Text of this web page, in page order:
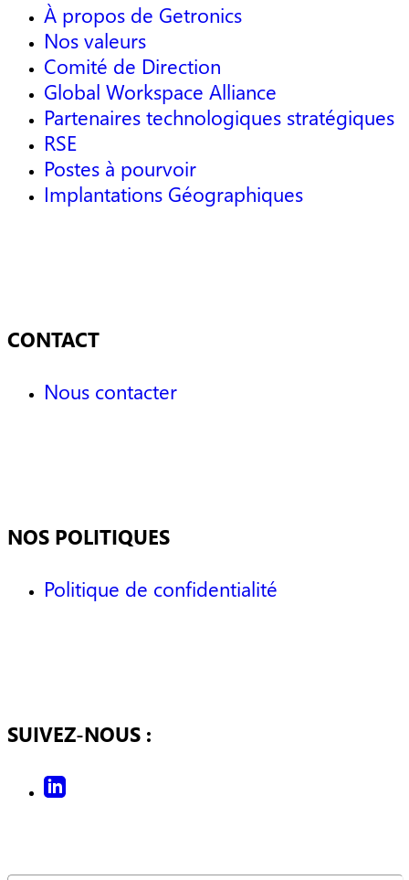
À propos de Getronics
Nos valeurs
Comité de Direction
Global Workspace Alliance
Partenaires technologiques stratégiques
RSE
Postes à pourvoir
Implantations Géographiques
CONTACT
Nous contacter
NOS POLITIQUES
Politique de confidentialité
SUIVEZ-NOUS :